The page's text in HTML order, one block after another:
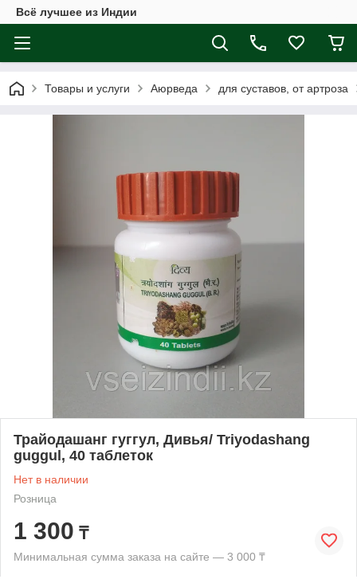
Всё лучшее из Индии
Товары и услуги Аюрведа для суставов, от артроза
Трайодашанг гуггул, Дивья/ Triyodashang
guggul, 40 таблеток
Нет в наличии
Розница
1 300 ₸
Минимальная сумма заказа на сайте — 3 000 ₸